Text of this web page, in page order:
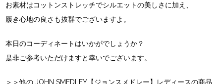
お素材はコットンストレッチでシルエットの美しさに加え、
履き心地の良さも抜群でございますよ。
本日のコーディネートはいかがでしょうか？
是非ご参考いただけますと幸いでございます。
＞＞他の JOHN SMEDLEY【ジョンスメドレー】レディースの商品